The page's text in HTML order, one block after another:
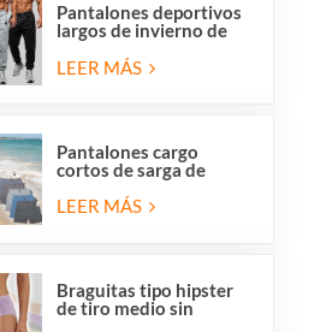
Pantalones deportivos
largos de invierno de
forro polar para hombre
de Overstock, corte
LEER MÁS
Pantalones cargo
cortos de sarga de
algodón elástico para
hombre con 6 bolsillos
LEER MÁS
Braguitas tipo hipster
de tiro medio sin